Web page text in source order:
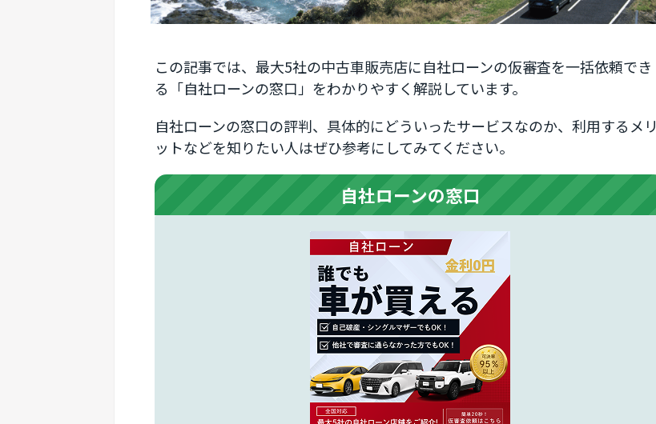
この記事では、最大5社の中古車販売店に自社ローンの仮審査を一括依頼でき
る「自社ローンの窓口」をわかりやすく解説しています。
自社ローンの窓口の評判、具体的にどういったサービスなのか、利用するメリ
ットなどを知りたい人はぜひ参考にしてみてください。
自社ローンの窓口